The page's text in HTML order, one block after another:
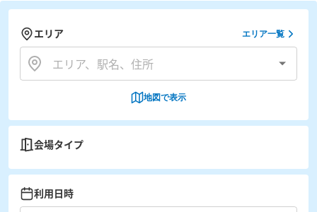
エリア エリア一覧
地図で表示
会場タイプ
利用日時